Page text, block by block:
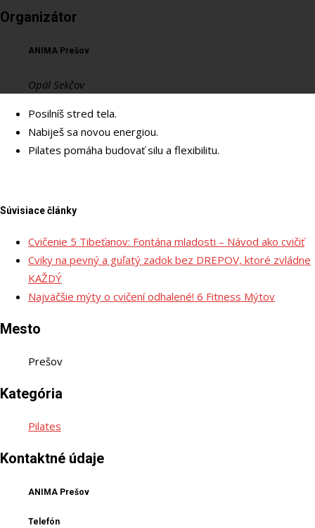
Organizátor
ANIMA Prešov
Opál Sekčov
Posilníš stred tela.
Nabiješ sa novou energiou.
Pilates pomáha budovať silu a flexibilitu.
Súvisiace články
Cvičenie 5 Tibeťanov: Fontána mladosti – Návod ako cvičiť
Cviky na pevný a guľatý zadok bez DREPOV, ktoré zvládne
KAŽDÝ
Najväčšie mýty o cvičení odhalené! 6 Fitness Mýtov
Mesto
Prešov
Kategória
Pilates
Kontaktné údaje
ANIMA Prešov
Telefón